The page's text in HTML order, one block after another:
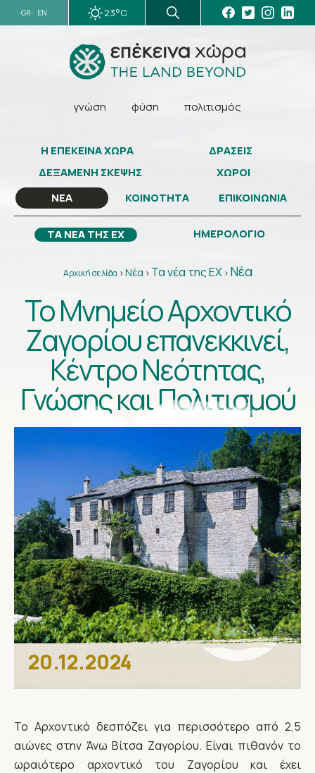
GR EN 23°C
γνώση φύση πολιτισμός
Η ΕΠΕΚΕΙΝΑ ΧΩΡΑ
ΔΡΑΣΕΙΣ
ΔΕΞΑΜΕΝΗ ΣΚΕΨΗΣ
ΧΩΡΟΙ
ΝΕΑ
ΚΟΙΝΟΤΗΤΑ ΕΠΙΚΟΙΝΩΝΙΑ
ΤΑ ΝΕΑ ΤΗΣ ΕΧ ΗΜΕΡΟΛΟΓΙΟ
Αρχική σελίδα >Νέα > Τα νέα της ΕΧ> Νέα
Το Μνημείο Αρχοντικό
Ζαγορίου επανεκκινεί,
Κέντρο Νεότητας,
Γνώσης και Πολιτισμού
20.12.2024
Το Αρχοντικό δεσπόζει για περισσότερο από 2,5
αιώνες στην Άνω Βίτσα Ζαγορίου. Είναι πιθανόν το
ωραιότερο αρχοντικό του Ζαγορίου και έχει